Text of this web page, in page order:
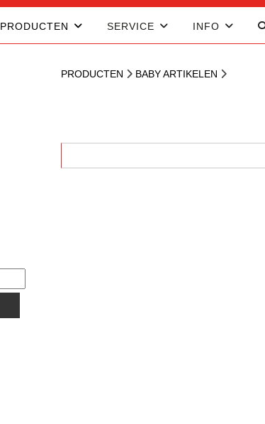
PRODUCTEN SERVICE INFO
PRODUCTEN BABY ARTIKELEN